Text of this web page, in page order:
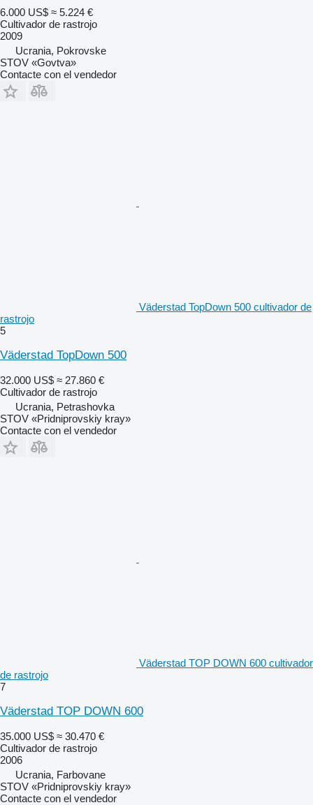
6.000 US$ ≈ 5.224 €
Cultivador de rastrojo
2009
Ucrania, Pokrovske
STOV «Govtva»
Contacte con el vendedor
Väderstad TopDown 500 cultivador de
rastrojo
5
Väderstad TopDown 500
32.000 US$ ≈ 27.860 €
Cultivador de rastrojo
Ucrania, Petrashovka
STOV «Pridniprovskiy kray»
Contacte con el vendedor
Väderstad TOP DOWN 600 cultivador
de rastrojo
7
Väderstad TOP DOWN 600
35.000 US$ ≈ 30.470 €
Cultivador de rastrojo
2006
Ucrania, Farbovane
STOV «Pridniprovskiy kray»
Contacte con el vendedor